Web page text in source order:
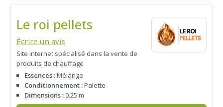
Le roi pellets
Écrire un avis
Site internet spécialisé dans la vente de
produits de chauffage
Essences :Mélange
Conditionnement :Palette
Dimensions : 0.25 m